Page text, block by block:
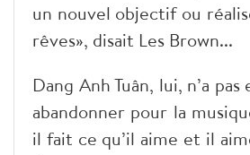
un nouvel objectif ou
rêves», disait Les Brown...
Dang Anh Tuân, lui, n’a
abandonner pour la
il fait ce qu’il aime et il